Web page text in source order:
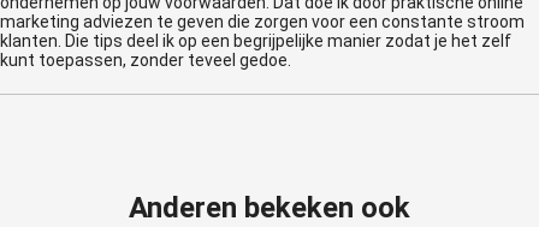
marketing adviezen te geven die zorgen voor een constante stroom
klanten. Die tips deel ik op een begrijpelijke manier zodat je het zelf
kunt toepassen, zonder teveel gedoe.
Anderen bekeken ook